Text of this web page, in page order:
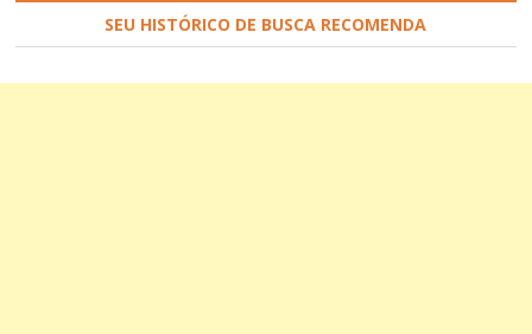
SEU HISTÓRICO DE BUSCA RECOMENDA